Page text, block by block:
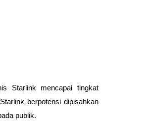
Starlink mencapai tingkat
berpotensi dipisahkan
publik.